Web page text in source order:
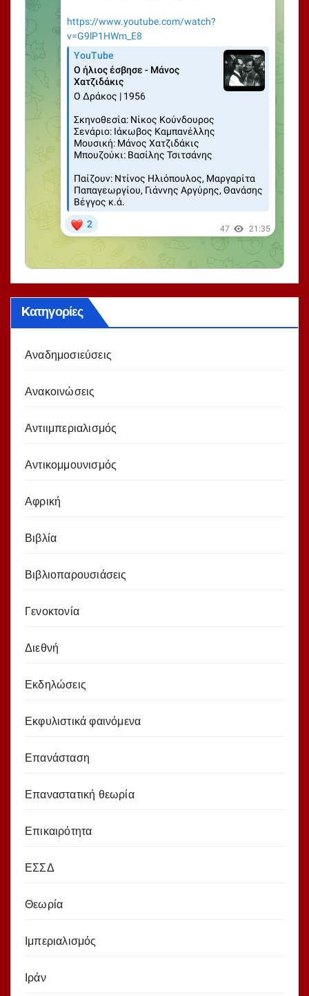
Kατηγορίες
Αναδημοσιεύσεις
Ανακοινώσεις
Αντιιμπεριαλισμός
Αντικομμουνισμός
Αφρική
Βιβλία
Βιβλιοπαρουσιάσεις
Γενοκτονία
Διεθνή
Εκδηλώσεις
Εκφυλιστικά φαινόμενα
Επανάσταση
Επαναστατική θεωρία
Επικαιρότητα
ΕΣΣΔ
Θεωρία
Ιμπεριαλισμός
Ιράν